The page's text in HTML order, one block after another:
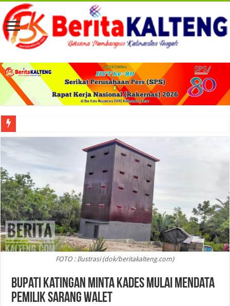
Viral! Selama Dua Bulan Lebih Siltap Serta Tunjangan Pemdes dan BPD di
FOTO : Ilustrasi (dok/beritakalteng.com)
Bupati Katingan Minta Kades Mulai Mendata
Pemilik Sarang Walet